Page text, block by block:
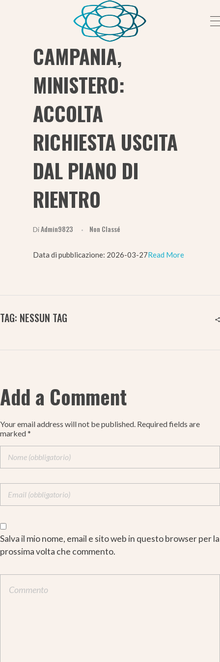
Fondazione Peretti
Fondazione Peretti
CAMPANIA,
MINISTERO:
ACCOLTA
RICHIESTA USCITA
DAL PIANO DI
RIENTRO
DiAdmin9823 Non Classé
Data di pubblicazione: 2026-03-27​Read More
TAG: NESSUN TAG
Add a Comment
Your email address will not be published. Required fields are
marked *
Salva il mio nome, email e sito web in questo browser per la
prossima volta che commento.